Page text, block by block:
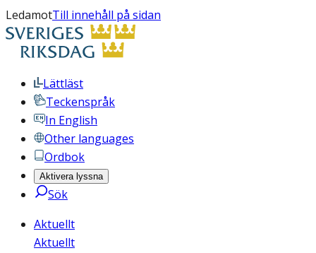
LedamotTill innehåll på sidan
Lättläst
Teckenspråk
In English
Other languages
Ordbok
Aktivera lyssna
Sök
Aktuellt
Aktuellt